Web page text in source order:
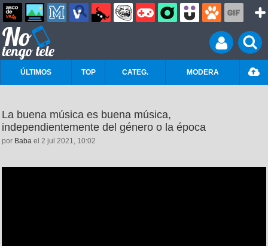
ÚLTIMOS TOP CATEG. MODERA
La buena música es buena música,
independientemente del género o la época
por Baba el 2 jul 2021, 10:02